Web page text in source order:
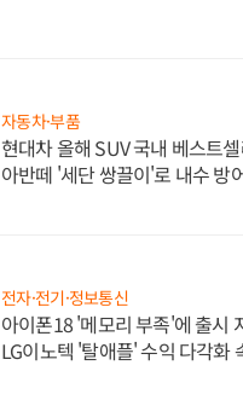
자동차·부품
현대차 올해 SUV 국내 베스트
아반떼 '세단 쌍끌이'로 내수 방
전자·전기·정보통신
아이폰18 '메모리 부족'에 출시
LG이노텍 '탈애플' 수익 다각화